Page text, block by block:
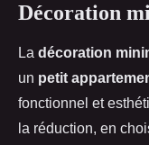
Décoration
La décoration
un petit
fonctionnel et
la réduction, en